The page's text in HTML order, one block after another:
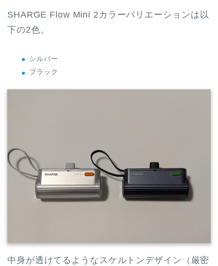
SHARGE Flow Mini 2カラーバリエーションは以
下の2色。
シルバー
ブラック
中身が透けてるようなスケルトンデザイン（厳密